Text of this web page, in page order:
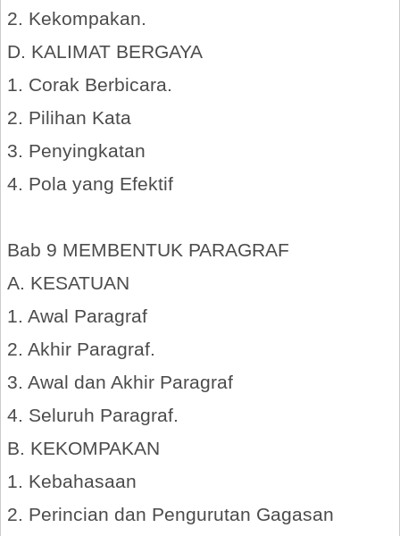
2. Kekompakan.
D. KALIMAT BERGAYA
1. Corak Berbicara.
2. Pilihan Kata
3. Penyingkatan
4. Pola yang Efektif
Bab 9 MEMBENTUK PARAGRAF
A. KESATUAN
1. Awal Paragraf
2. Akhir Paragraf.
3. Awal dan Akhir Paragraf
4. Seluruh Paragraf.
B. KEKOMPAKAN
1. Kebahasaan
2. Perincian dan Pengurutan Gagasan